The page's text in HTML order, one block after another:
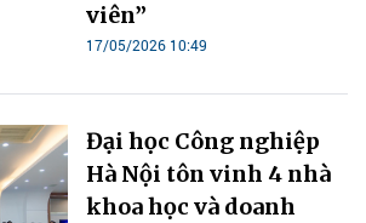
viên”
17/05/2026 10:49
Đại học Công nghiệp
Hà Nội tôn vinh 4 nhà
khoa học và doanh